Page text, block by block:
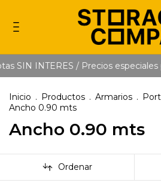
SIN INTERES / Precios especiales
Inicio . Productos . Armarios .
Ancho 0.90 mts
Ancho 0.90 mts
Ordenar